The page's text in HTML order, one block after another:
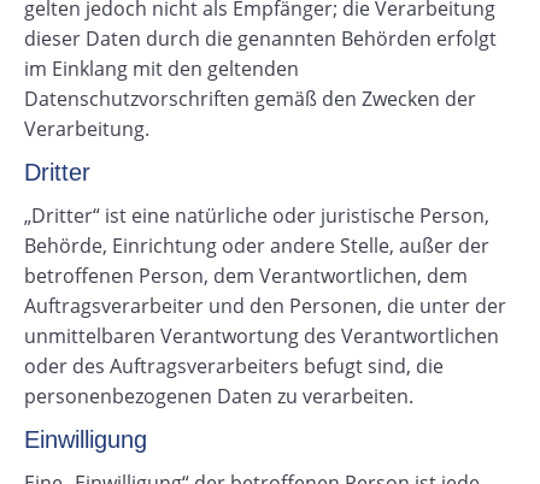
gelten jedoch nicht als Empfänger; die Verarbeitung
dieser Daten durch die genannten Behörden erfolgt
im Einklang mit den geltenden
Datenschutzvorschriften gemäß den Zwecken der
Verarbeitung.
Dritter
„Dritter“ ist eine natürliche oder juristische Person,
Behörde, Einrichtung oder andere Stelle, außer der
betroffenen Person, dem Verantwortlichen, dem
Auftragsverarbeiter und den Personen, die unter der
unmittelbaren Verantwortung des Verantwortlichen
oder des Auftragsverarbeiters befugt sind, die
personenbezogenen Daten zu verarbeiten.
Einwilligung